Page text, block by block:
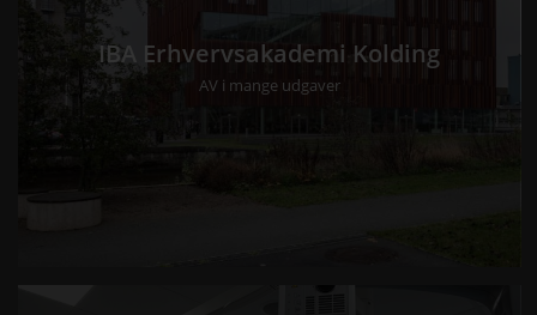
IBA Erhvervsakademi Kolding
AV i mange udgaver